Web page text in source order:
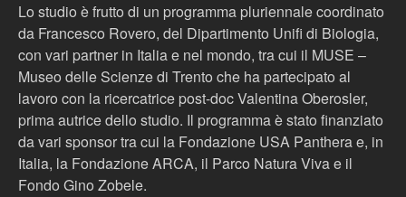
Lo studio è frutto di un programma pluriennale coordinato
da Francesco Rovero, del Dipartimento Unifi di Biologia,
con vari partner in Italia e nel mondo, tra cui il MUSE –
Museo delle Scienze di Trento che ha partecipato al
lavoro con la ricercatrice post-doc Valentina Oberosler,
prima autrice dello studio. Il programma è stato finanziato
da vari sponsor tra cui la Fondazione USA Panthera e, in
Italia, la Fondazione ARCA, il Parco Natura Viva e il
Fondo Gino Zobele.